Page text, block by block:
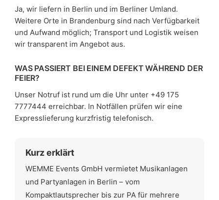
Ja, wir liefern in Berlin und im Berliner Umland.
Weitere Orte in Brandenburg sind nach Verfügbarkeit
und Aufwand möglich; Transport und Logistik weisen
wir transparent im Angebot aus.
WAS PASSIERT BEI EINEM DEFEKT WÄHREND DER
FEIER?
Unser Notruf ist rund um die Uhr unter +49 175
7777444 erreichbar. In Notfällen prüfen wir eine
Expresslieferung kurzfristig telefonisch.
Kurz erklärt
WEMME Events GmbH vermietet Musikanlagen
und Partyanlagen in Berlin – vom
Kompaktlautsprecher bis zur PA für mehrere